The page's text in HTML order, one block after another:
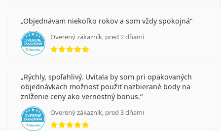
Objednávam niekoľko rokov a som vždy spokojná
Overený zákazník, pred 2 dňami
hodnotenie 5 z 5
Rýchly, spoľahlivý. Uvítala by som pri opakovaných
objednávkach možnosť použiť nazbierané body na
zníženie ceny ako vernostný bonus.
Overený zákazník, pred 3 dňami
hodnotenie 5 z 5